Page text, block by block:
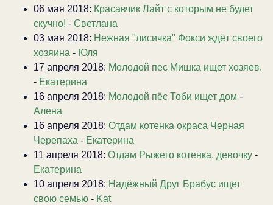
06 мая 2018: Красавчик Лайт с которым не будет
скучно! - Светлана
03 мая 2018: Нежная "лисичка" Фокси ждёт своего
хозяина - Юля
17 апреля 2018: Молодой пес Мишка ищет хозяев.
- Екатерина
16 апреля 2018: Молодой пёс Тоби ищет дом -
Алена
16 апреля 2018: Отдам котенка окраса Черная
Черепаха - Екатерина
11 апреля 2018: Отдам Рыжего котенка, девочку -
Екатерина
10 апреля 2018: Надёжный Друг Брабус ищет
свою семью - Kat